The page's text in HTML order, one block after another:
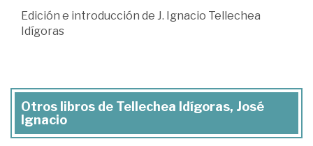
Edición e introducción de J. Ignacio Tellechea
Idígoras
Otros libros de Tellechea Idígoras, José
Ignacio